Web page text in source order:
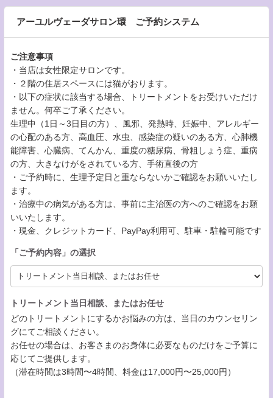
アーユルヴェーダサロン環 ご予約システム
ご注意事項
・当店は女性限定サロンです。
・２階の住居スペースには猫がおります。
・以下の症状に該当する場合、トリートメントをお受けいただけ
ません。何卒ご了承ください。
生理中（1日～3日目の方）、風邪、発熱時、妊娠中、アレルギー
の心配のある方、高血圧、水虫、感染症の疑いのある方、心肺機
能障害、心臓病、てんかん、重度の糖尿病、骨粗しょう症、重病
の方、大きなけがをされている方、手術直後の方
・ご予約時に、生理予定日と重ならないかご確認をお願いいたし
ます。
・治療中の病気がある方は、事前に主治医の方へのご確認をお願
いいたします。
・現金、クレジットカード、PayPay利用可、駐車・駐輪可能です
「 ご予約内容 」の選択
トリートメント当日相談、またはお任せ
どのトリートメントにするかお悩みの方は、当日のカウンセリン
グにてご相談ください。
お任せの場合は、お客さまのお身体に必要なものだけをご予算に
応じてご提供します。
（滞在時間は3時間〜4時間、料金は17,000円〜25,000円）